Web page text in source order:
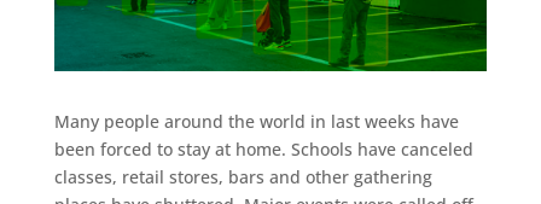
Many people around the world in last weeks have
been forced to stay at home. Schools have canceled
classes, retail stores, bars and other gathering